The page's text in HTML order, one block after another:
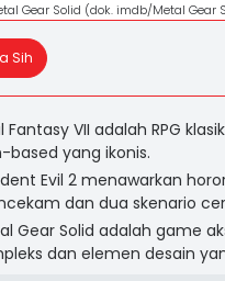
Gear Solid (dok. imdb/Metal Gear
Sih
Fantasy VII adalah RPG
based yang ikonis.
Evil 2 menawarkan
dan dua skenario
Gear Solid adalah game
dan elemen desain